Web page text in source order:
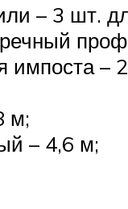
– 3 шт.
импоста –
м;
– 4,6 м;